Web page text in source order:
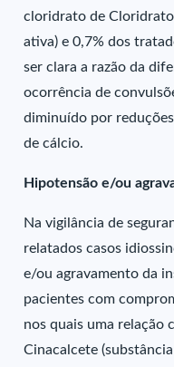
cloridrato de
ativa) e 0,7% dos
ser clara a razão da
ocorrência de
diminuído por
de cálcio.
Hipotensão e/ou
Na vigilância de
relatados casos
e/ou agravamento da
pacientes com
nos quais uma relação
Cinacalcete